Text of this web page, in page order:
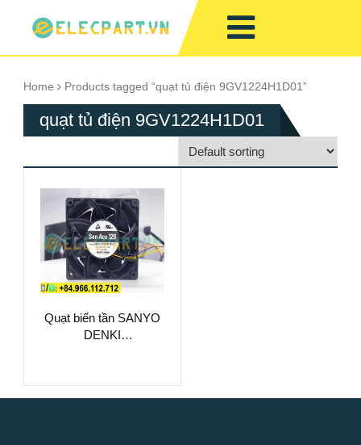
Home Products tagged “quạt tủ điện 9GV1224H1D01”
quạt tủ điện 9GV1224H1D01
Quạt biến tần SANYO
DENKI
120x120x38mm